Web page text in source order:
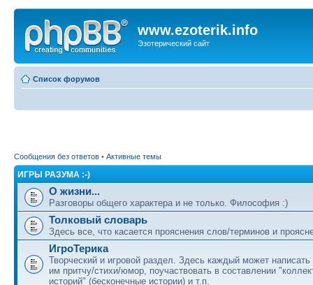
www.ezoterik.info
Эзотерический сайт
Список форумов
Сообщения без ответов • Активные темы
ИГРЫ РАЗУМА :-)
О жизни...
Разговоры общего характера и не только. Философия :)
Толковый словарь
Здесь все, что касается прояснения слов/терминов и
ИгроТерика
Творческий и игровой раздел. Здесь каждый может
им притчу/стихи/юмор, поучаствовать в составлении
историй" (бесконечные истории) и т.п.